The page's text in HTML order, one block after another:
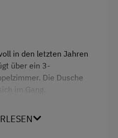
in den letzten Jahren
über ein 3-
Die Dusche
im Gang.